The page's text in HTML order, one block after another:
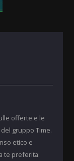
offerte e le
gruppo Time.
etico e
te preferita: